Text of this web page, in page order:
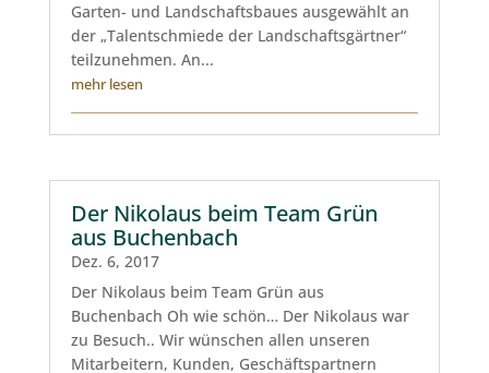
Garten- und Landschaftsbaues ausgewählt an
der „Talentschmiede der Landschaftsgärtner“
teilzunehmen. An...
mehr lesen
Der Nikolaus beim Team Grün
aus Buchenbach
Dez. 6, 2017
Der Nikolaus beim Team Grün aus
Buchenbach Oh wie schön… Der Nikolaus war
zu Besuch.. Wir wünschen allen unseren
Mitarbeitern, Kunden, Geschäftspartnern